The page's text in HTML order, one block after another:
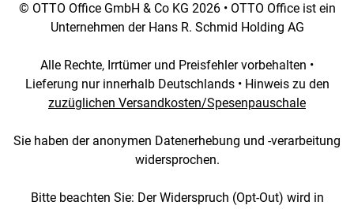
© OTTO Office GmbH & Co KG 2026 • OTTO Office ist ein
Unternehmen der Hans R. Schmid Holding AG
Alle Rechte, Irrtümer und Preisfehler vorbehalten •
Lieferung nur innerhalb Deutschlands • Hinweis zu den
zuzüglichen Versandkosten/Spesenpauschale
Sie haben der anonymen Datenerhebung und -verarbeitung
widersprochen.
Bitte beachten Sie: Der Widerspruch (Opt-Out) wird in